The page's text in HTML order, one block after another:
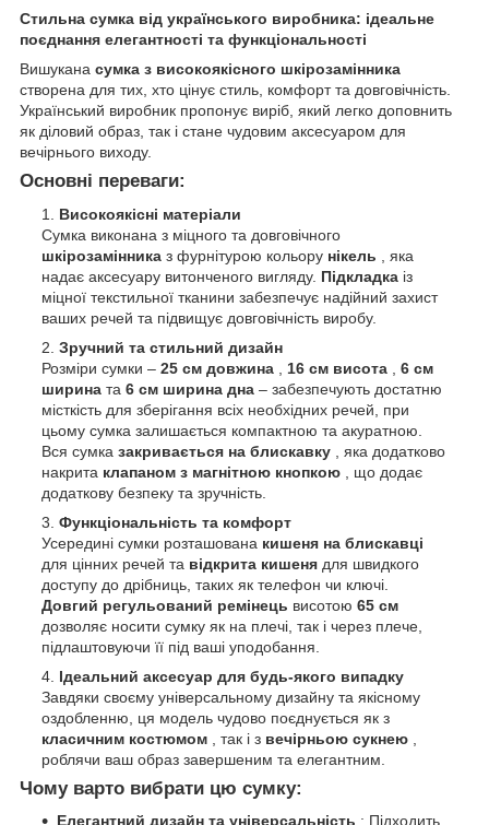
Стильна сумка від українського виробника: ідеальне
поєднання елегантності та функціональності
Вишукана сумка з високоякісного шкірозамінника
створена для тих, хто цінує стиль, комфорт та довговічність.
Український виробник пропонує виріб, який легко доповнить
як діловий образ, так і стане чудовим аксесуаром для
вечірнього виходу.
Основні переваги:
Високоякісні матеріали
Сумка виконана з міцного та довговічного
шкірозамінника з фурнітурою кольору нікель , яка
надає аксесуару витонченого вигляду. Підкладка із
міцної текстильної тканини забезпечує надійний захист
ваших речей та підвищує довговічність виробу.
Зручний та стильний дизайн
Розміри сумки – 25 см довжина 16 см висота
6 см
ширина та 6 см ширина дна – забезпечують достатню
місткість для зберігання всіх необхідних речей, при
цьому сумка залишається компактною та акуратною.
Вся сумка закривається на блискавку , яка додатково
накрита клапаном з магнітною кнопкою , що додає
додаткову безпеку та зручність.
Функціональність та комфорт
Усередині сумки розташована кишеня на блискавці
для цінних речей та відкрита кишеня для швидкого
доступу до дрібниць, таких як телефон чи ключі.
Довгий регульований ремінець висотою 65 см
дозволяє носити сумку як на плечі, так і через плече,
підлаштовуючи її під ваші уподобання.
Ідеальний аксесуар для будь-якого випадку
Завдяки своєму універсальному дизайну та якісному
оздобленню, ця модель чудово поєднується як з
класичним костюмом , так і з вечірньою сукнею
роблячи ваш образ завершеним та елегантним.
Чому варто вибрати цю сумку:
Елегантний дизайн та універсальність : Підходить